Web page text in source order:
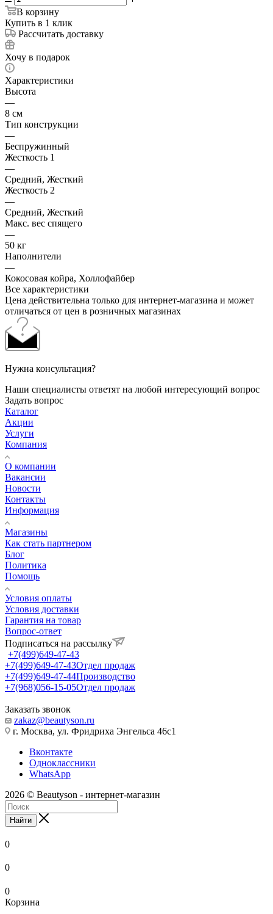
В корзину
Купить в 1 клик
Рассчитать доставку
Хочу в подарок
Характеристики
Высота
—
8 см
Тип конструкции
—
Беспружинный
Жесткость 1
—
Средний, Жесткий
Жесткость 2
—
Средний, Жесткий
Макс. вес спящего
—
50 кг
Наполнители
—
Кокосовая койра, Холлофайбер
Все характеристики
Цена действительна только для интернет-магазина и может
отличаться от цен в розничных магазинах
Нужна консультация?
Наши специалисты ответят на любой интересующий вопрос
Задать вопрос
Каталог
Акции
Услуги
Компания
О компании
Вакансии
Новости
Контакты
Информация
Магазины
Как стать партнером
Блог
Политика
Помощь
Условия оплаты
Условия доставки
Гарантия на товар
Вопрос-ответ
Подписаться на рассылку
+7(499)649-47-43
+7(499)649-47-43Отдел продаж
+7(499)649-47-44Производство
+7(968)056-15-05Отдел продаж
Заказать звонок
zakaz@beautyson.ru
г. Москва, ул. Фридриха Энгельса 46с1
Вконтакте
Одноклассники
WhatsApp
2026 © Beautyson - интернет-магазин
Найти
0
0
0
Корзина